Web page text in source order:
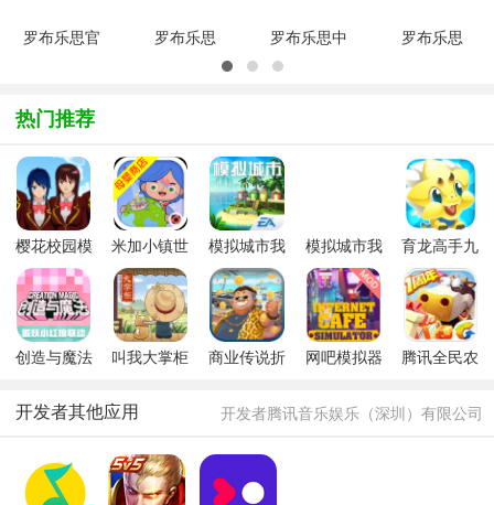
罗布乐思官
罗布乐思
罗布乐思中
罗布乐思
热门推荐
樱花校园模
拟器汉化版
米加小镇世
界
migaworld
下载无广告
1.99
模拟城市我
是市长九游
版2025最新
版
模拟城市我
是市长手机
最新版
育龙高手九
游版最新版
创造与魔法
叫我大掌柜
商业传说折
网吧模拟器
腾讯全民农
开发者其他应用 开发者腾讯音乐娱乐（深圳）有限公司